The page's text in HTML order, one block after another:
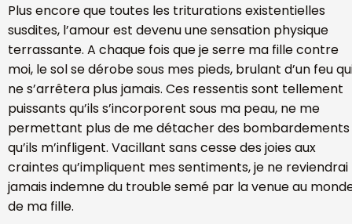
Plus encore que toutes les triturations existentielles
susdites, l’amour est devenu une sensation physique
terrassante. A chaque fois que je serre ma fille contre
moi, le sol se dérobe sous mes pieds, brulant d’un feu
ne s’arrêtera plus jamais. Ces ressentis sont tellement
puissants qu’ils s’incorporent sous ma peau, ne me
permettant plus de me détacher des bombardements
qu’ils m’infligent. Vacillant sans cesse des joies aux
craintes qu’impliquent mes sentiments, je ne reviendrai
jamais indemne du trouble semé par la venue au
de ma fille.